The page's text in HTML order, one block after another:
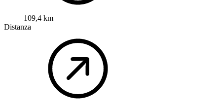
109,4 km
Distanza